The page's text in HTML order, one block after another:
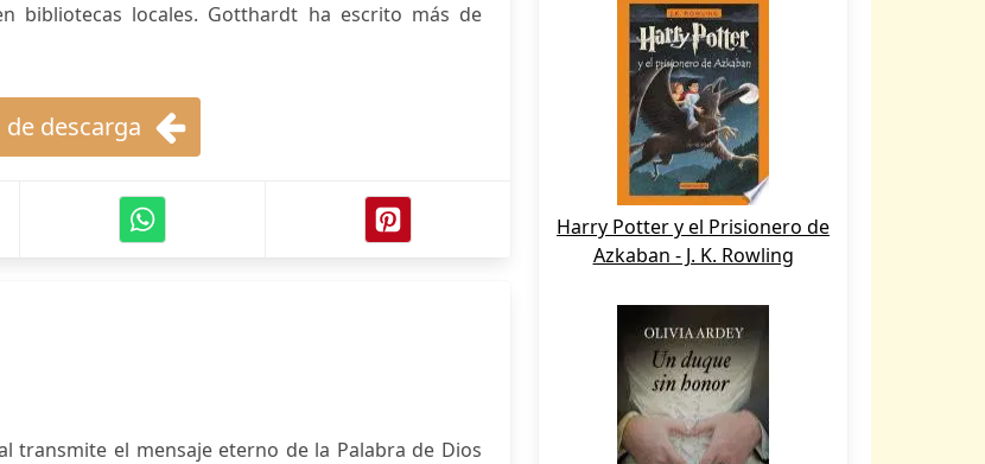
bibliotecas locales. Gotthardt ha escrito más de
descarga
transmite el mensaje eterno de la Palabra de Dios
Harry Potter y el Prisionero de
Azkaban - J. K. Rowling